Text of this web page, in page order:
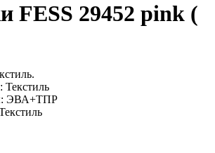
FESS 29452 pink (
Текстиль
ЭВА+ТПР